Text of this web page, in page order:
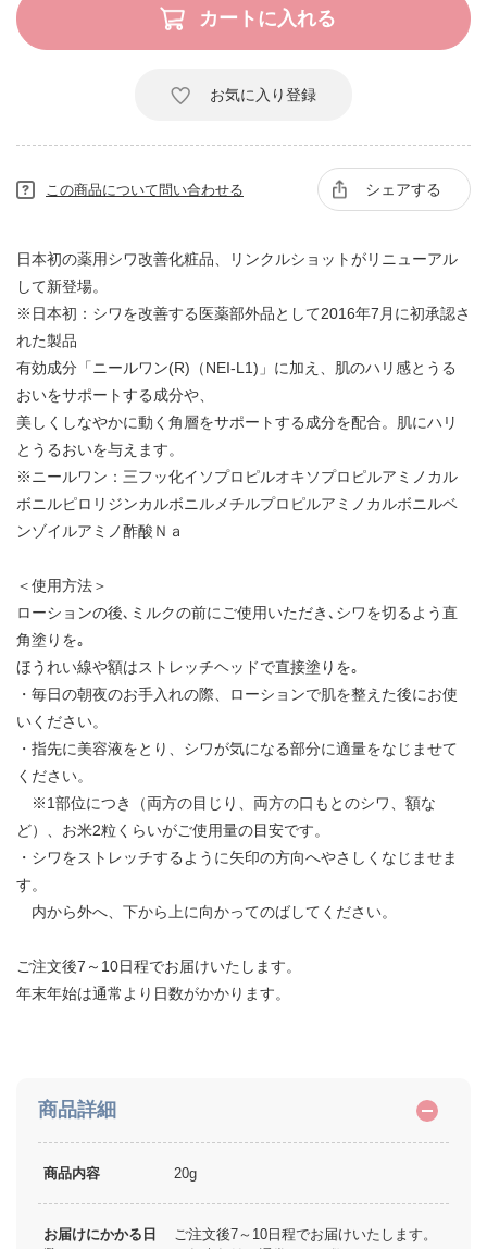
お気に入り登録
この商品について問い合わせる シェアする
日本初の薬用シワ改善化粧品、リンクルショットがリニューアル
して新登場。
※日本初：シワを改善する医薬部外品として2016年7月に初承認さ
れた製品
有効成分「ニールワン(R)（NEI-L1)」に加え、肌のハリ感とうる
おいをサポートする成分や、
美しくしなやかに動く角層をサポートする成分を配合。肌にハリ
とうるおいを与えます。
※ニールワン：三フッ化イソプロピルオキソプロピルアミノカル
ボニルピロリジンカルボニルメチルプロピルアミノカルボニルベ
ンゾイルアミノ酢酸Ｎａ
＜使用方法＞
ローションの後､ミルクの前にご使用いただき､シワを切るよう直
角塗りを｡
ほうれい線や額はストレッチヘッドで直接塗りを｡
・毎日の朝夜のお手入れの際、ローションで肌を整えた後にお使
いください。
・指先に美容液をとり、シワが気になる部分に適量をなじませて
ください。
※1部位につき（両方の目じり、両方の口もとのシワ、額な
ど）、お米2粒くらいがご使用量の目安です。
・シワをストレッチするように矢印の方向へやさしくなじませま
す。
内から外へ、下から上に向かってのばしてください。
ご注文後7～10日程でお届けいたします。
年末年始は通常より日数がかかります。
商品詳細
商品内容 20g
お届けにかかる日
ご注文後7～10日程でお届けいたします。